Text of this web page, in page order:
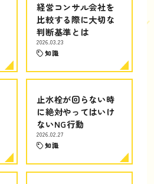
経営コンサル会社を
比較する際に大切な
判断基準とは
2026.03.23
知識
止水栓が回らない時
に絶対やってはいけ
ないNG行動
2026.02.27
知識